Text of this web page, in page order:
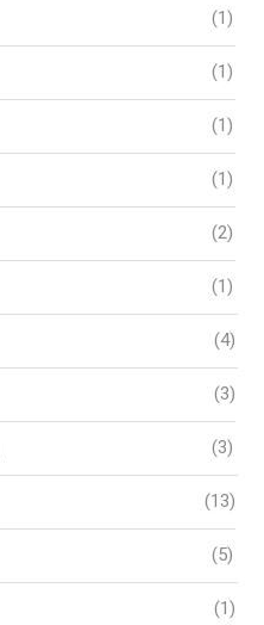
(1)
(1)
(1)
(1)
(2)
(1)
(4)
(3)
(3)
(13)
(5)
(1)